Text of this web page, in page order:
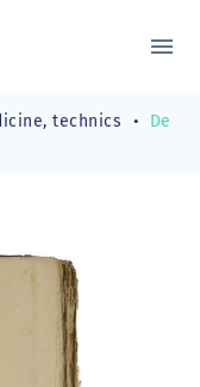
menu
technics
De